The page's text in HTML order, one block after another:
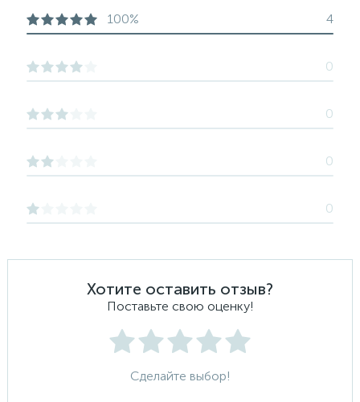
Хотите оставить отзыв?
Поставьте свою оценку!
Сделайте выбор!
100% 4
0
0
0
0